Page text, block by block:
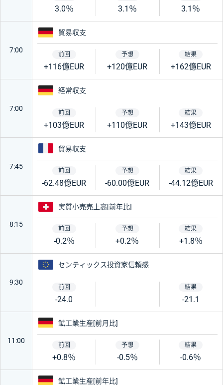
3.0％ 3.1％ 3.1％
7:00
ドイツ
貿易収支
+116億EUR +120億EUR +162億EUR
7:00
ドイツ
経常収支
+103億EUR +110億EUR +143億EUR
7:45
フランス
貿易収支
-62.48億EUR -60.00億EUR -44.12億EUR
8:15
スイス
実質小売売上高[前年比]
-0.2％ +0.2％ +1.8％
9:30
ユーロ
センティックス投資家信頼感
-24.0 -21.1
11:00
ドイツ
鉱工業生産[前月比]
+0.8％ -0.5％ -0.6％
ドイツ
鉱工業生産[前年比]